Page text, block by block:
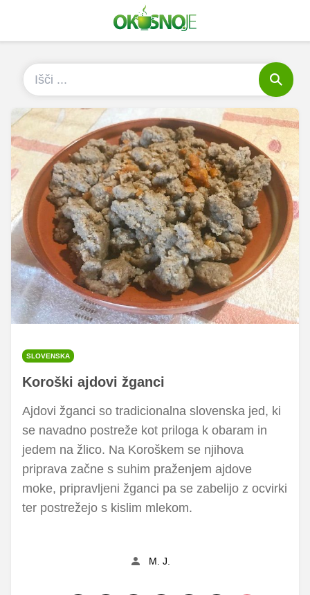
SLOVENSKA
Koroški ajdovi žganci
Ajdovi žganci so tradicionalna slovenska jed, ki
se navadno postreže kot priloga k obaram in
jedem na žlico. Na Koroškem se njihova
priprava začne s suhim praženjem ajdove
moke, pripravljeni žganci pa se zabelijo z ocvirki
ter postrežejo s kislim mlekom.
M. J.